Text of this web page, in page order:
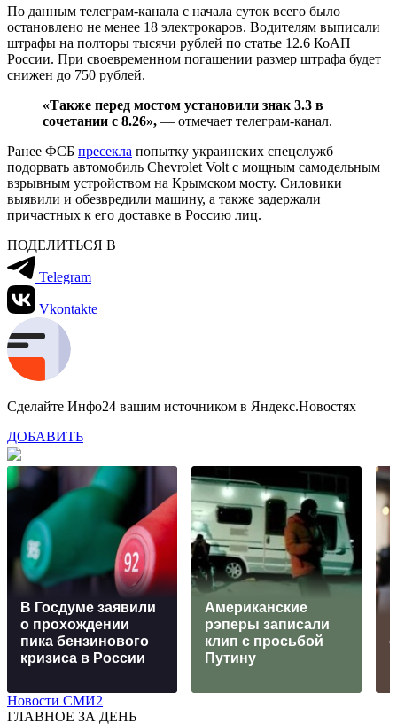
По данным телеграм-канала с начала суток всего было
остановлено не менее 18 электрокаров. Водителям выписали
штрафы на полторы тысячи рублей по статье 12.6 КоАП
России. При своевременном погашении размер штрафа будет
снижен до 750 рублей.
«Также перед мостом установили знак 3.3 в
сочетании с 8.26», — отмечает телеграм-канал.
Ранее ФСБ пресекла попытку украинских спецслужб
подорвать автомобиль Chevrolet Volt с мощным самодельным
взрывным устройством на Крымском мосту. Силовики
выявили и обезвредили машину, а также задержали
причастных к его доставке в Россию лиц.
ПОДЕЛИТЬСЯ В
Telegram
Vkontakte
Сделайте Инфо24 вашим источником в Яндекс.Новостях
ДОБАВИТЬ
В Госдуме заявили
о прохождении
пика бензинового
кризиса в России
Американские
рэперы записали
клип с просьбой
Путину
Новости СМИ2
ГЛАВНОЕ ЗА ДЕНЬ